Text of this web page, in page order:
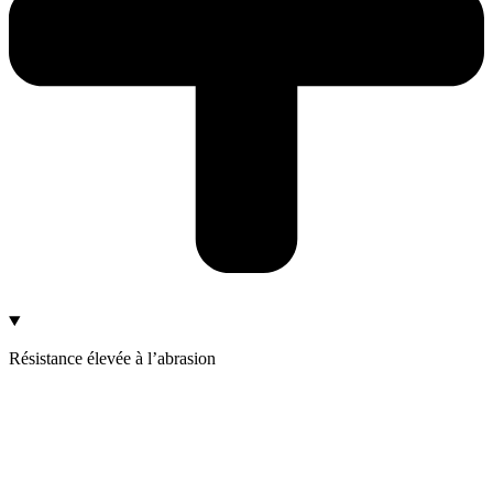
Résistance élevée à l’abrasion